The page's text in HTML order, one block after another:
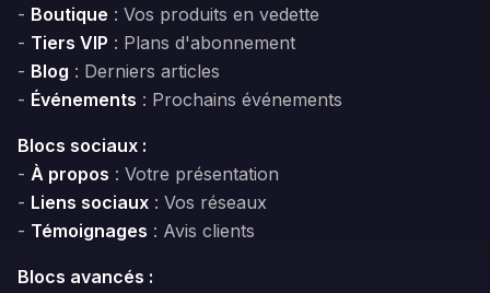
- Boutique : Vos produits en vedette
- Tiers VIP : Plans d'abonnement
- Blog : Derniers articles
- Événements : Prochains événements
Blocs sociaux :
- À propos : Votre présentation
- Liens sociaux : Vos réseaux
- Témoignages : Avis clients
Blocs avancés :